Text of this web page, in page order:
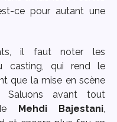
ce pour autant une
il faut noter les
casting, qui rend le
que la mise en scène
Saluons avant tout
Mehdi Bajestani,